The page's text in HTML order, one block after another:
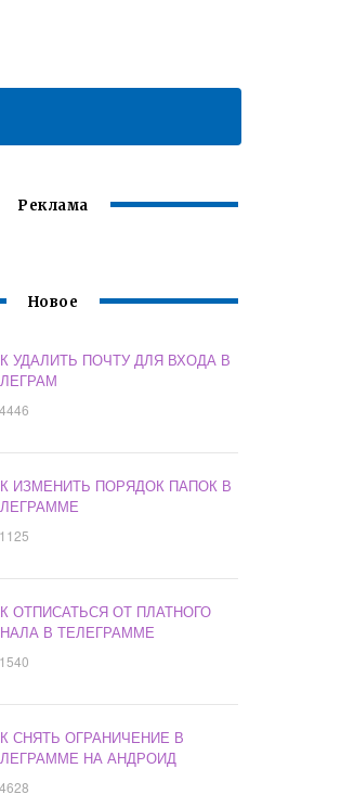
Реклама
Новое
УДАЛИТЬ ПОЧТУ ДЛЯ ВХОДА В
ИЗМЕНИТЬ ПОРЯДОК ПАПОК В
ОТПИСАТЬСЯ ОТ ПЛАТНОГО
В ТЕЛЕГРАММЕ
СНЯТЬ ОГРАНИЧЕНИЕ В
НА АНДРОИД